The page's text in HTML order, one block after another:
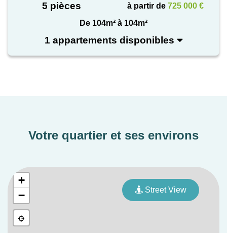
5 pièces à partir de 725 000 €
De 104m² à 104m²
1 appartements disponibles
Votre quartier et ses environs
+
−
Street View